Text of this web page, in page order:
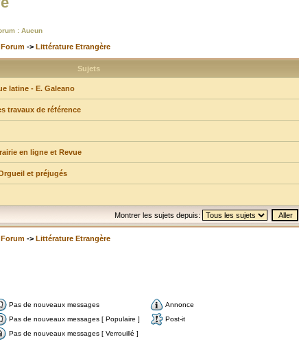
: Aucun
-> Littérature Etrangère
Sujets
latine - E. Galeano
travaux de référence
en ligne et Revue
et préjugés
Montrer les sujets depuis:
-> Littérature Etrangère
Pas de nouveaux messages
Annonce
Pas de nouveaux messages [ Populaire ]
Post-it
Pas de nouveaux messages [ Verrouillé ]